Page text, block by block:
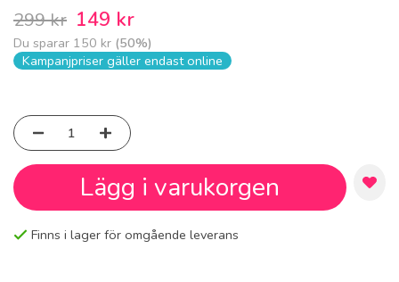
299 kr 149 kr
Du sparar 150 kr (50%)
Kampanjpriser gäller endast online
Lägg i varukorgen
Finns i lager för omgående leverans